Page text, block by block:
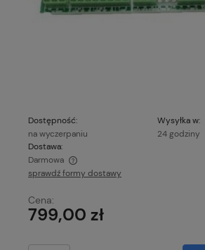
Dostępność:
na wyczerpaniu
Wysyłka w:
24 godziny
Dostawa:
Darmowa
Cena nie zawiera ewentualnych kosztów
sprawdź formy dostawy
Cena:
799,00 zł